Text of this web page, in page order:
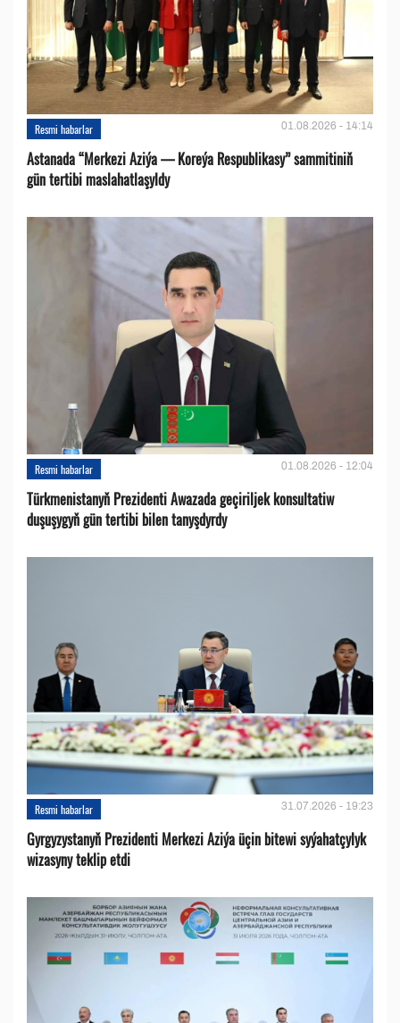
Resmi habarlar 01.08.2026 - 14:14
Astanada “Merkezi Aziýa — Koreýa Respublikasy” sammitiniň
gün tertibi maslahatlaşyldy
Resmi habarlar 01.08.2026 - 12:04
Türkmenistanyň Prezidenti Awazada geçiriljek konsultatiw
duşuşygyň gün tertibi bilen tanyşdyrdy
Resmi habarlar 31.07.2026 - 19:23
Gyrgyzystanyň Prezidenti Merkezi Aziýa üçin bitewi syýahatçylyk
wizasyny teklip etdi